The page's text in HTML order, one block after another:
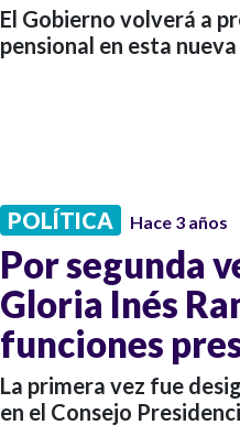
El Gobierno volverá a
pensional en esta
POLÍTICA Hace 3 años
Por segunda
Gloria Inés
funciones
La primera vez fue
en el Consejo